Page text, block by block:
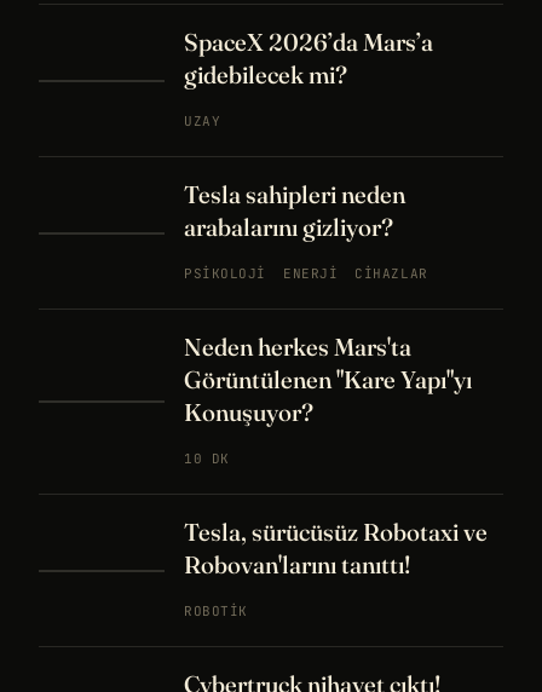
SpaceX 2026’da Mars’a
gidebilecek mi?
UZAY
Tesla sahipleri neden
arabalarını gizliyor?
PSIKOLOJI ENERJI CIHAZLAR
Neden herkes Mars'ta
Görüntülenen "Kare Yapı"yı
Konuşuyor?
10 DK
Tesla, sürücüsüz Robotaxi ve
Robovan'larını tanıttı!
ROBOTIK
Cybertruck nihayet çıktı!